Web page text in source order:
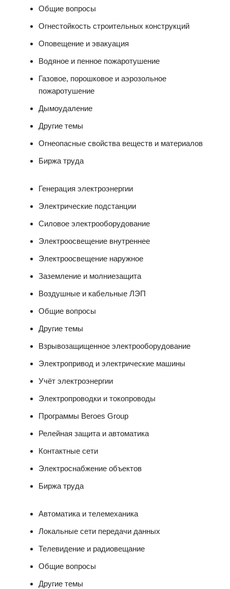
Общие вопросы
Огнестойкость строительных конструкций
Оповещение и эвакуация
Водяное и пенное пожаротушение
Газовое, порошковое и аэрозольное
пожаротушение
Дымоудаление
Другие темы
Огнеопасные свойства веществ и материалов
Биржа труда
Генерация электроэнергии
Электрические подстанции
Силовое электрооборудование
Электроосвещение внутреннее
Электроосвещение наружное
Заземление и молниезащита
Воздушные и кабельные ЛЭП
Общие вопросы
Другие темы
Взрывозащищенное электрооборудование
Электропривод и электрические машины
Учёт электроэнергии
Электропроводки и токопроводы
Программы Beroes Group
Релейная защита и автоматика
Контактные сети
Электроснабжение объектов
Биржа труда
Автоматика и телемеханика
Локальные сети передачи данных
Телевидение и радиовещание
Общие вопросы
Другие темы